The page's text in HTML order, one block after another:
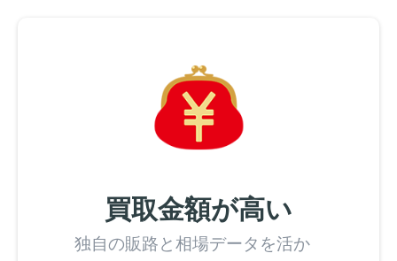
買取金額が高い
独自の販路と相場データを活か